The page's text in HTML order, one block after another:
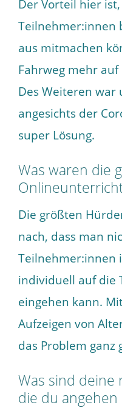
Der Vorteil hier
Teilnehmer:innen
aus mitmachen
Fahrweg mehr
Des Weiteren
angesichts der
super Lösung.
Was waren die
Die größten
nach, dass man
Teilnehmer:innen
individuell auf die
eingehen kann.
Aufzeigen von
das Problem ganz
Was sind deine
die du angehen